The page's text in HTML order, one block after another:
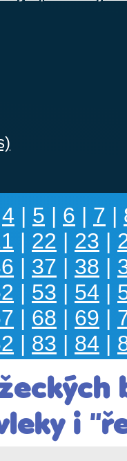
4 | 5 | 6 | 7 |
| 22 | 23 |
| 37 | 38 |
| 53 | 54 |
| 68 | 69 |
| 83 | 84 |
i